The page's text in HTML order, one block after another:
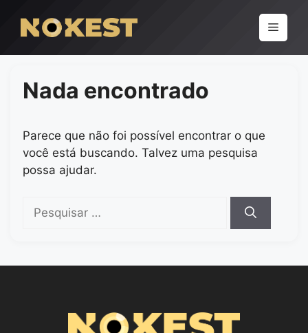
conteúdo
Menu
Nada encontrado
Parece que não foi possível encontrar o que
você está buscando. Talvez uma pesquisa
possa ajudar.
por: